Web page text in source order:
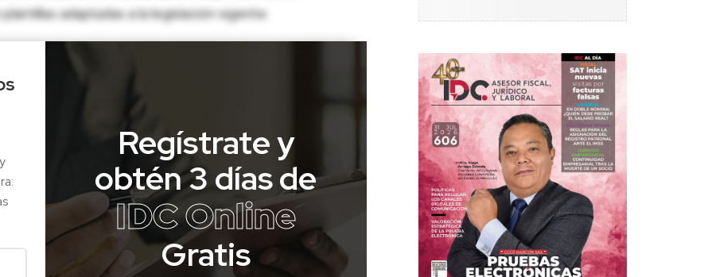
adaptadas a la legislación vigente.
Regístrate y
obtén 3 días de
IDC Online
Gratis